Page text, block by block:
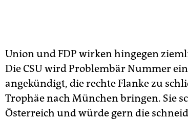
Union und FDP wirken hingegen
Die CSU wird Problembär Nummer
angekündigt, die rechte Flanke zu
Trophäe nach München bringen. Sie
Österreich und würde gern die